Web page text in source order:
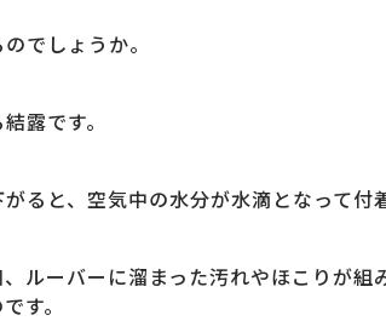
でしょうか。
露です。
ると、空気中の水分が水滴となって付
ルーバーに溜まった汚れやほこりが組
す。